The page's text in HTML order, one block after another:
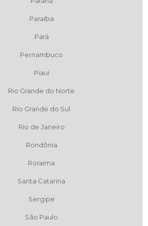
Paraíba
Pará
Pernambuco
Piauí
Rio Grande do Norte
Rio Grande do Sul
Rio de Janeiro
Rondônia
Roraima
Santa Catarina
Sergipe
São Paulo